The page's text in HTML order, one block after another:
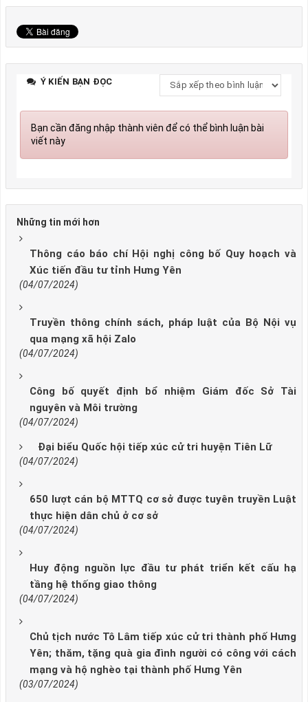
Ý KIẾN BẠN ĐỌC
Bạn cần đăng nhập thành viên để có thể bình luận bài
viết này
Những tin mới hơn
Thông cáo báo chí Hội nghị công bố Quy hoạch và
Xúc tiến đầu tư tỉnh Hưng Yên
(04/07/2024)
Truyền thông chính sách, pháp luật của Bộ Nội vụ
qua mạng xã hội Zalo
(04/07/2024)
Công bố quyết định bổ nhiệm Giám đốc Sở Tài
nguyên và Môi trường
(04/07/2024)
Đại biểu Quốc hội tiếp xúc cử tri huyện Tiên Lữ
(04/07/2024)
650 lượt cán bộ MTTQ cơ sở được tuyên truyền Luật
thực hiện dân chủ ở cơ sở
(04/07/2024)
Huy động nguồn lực đầu tư phát triển kết cấu hạ
tầng hệ thống giao thông
(04/07/2024)
Chủ tịch nước Tô Lâm tiếp xúc cử tri thành phố Hưng
Yên; thăm, tặng quà gia đình người có công với cách
mạng và hộ nghèo tại thành phố Hưng Yên
(03/07/2024)